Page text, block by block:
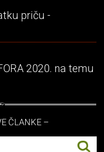
priču -
2020. na temu
ČLANKE –